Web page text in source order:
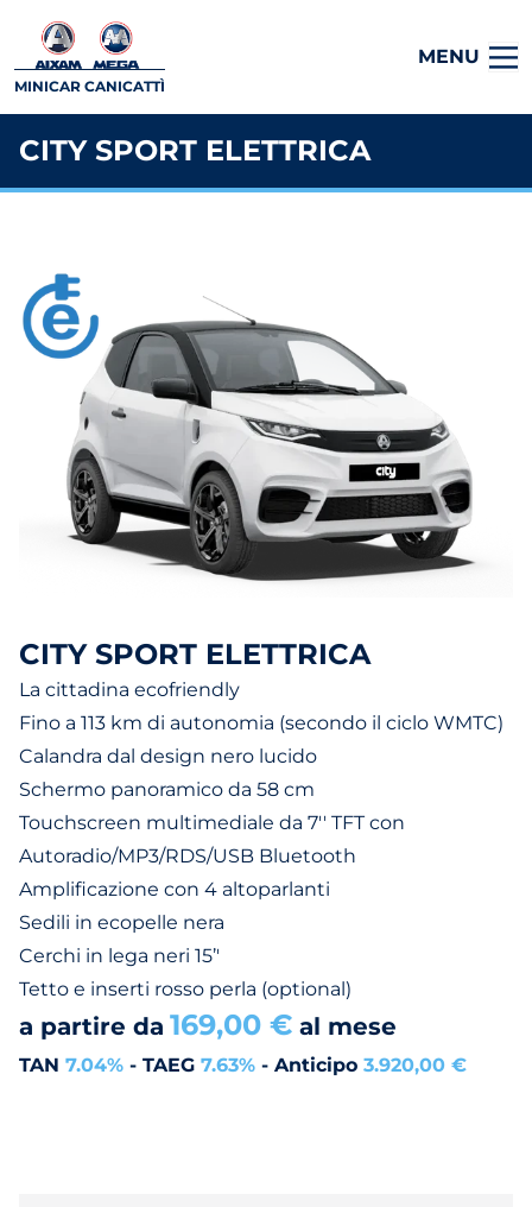
MINICAR CANICATTÌ
MENU
CITY SPORT ELETTRICA
CITY SPORT ELETTRICA
La cittadina ecofriendly
Fino a 113 km di autonomia (secondo il ciclo WMTC)
Calandra dal design nero lucido
Schermo panoramico da 58 cm
Touchscreen multimediale da 7'' TFT con
Autoradio/MP3/RDS/USB Bluetooth
Amplificazione con 4 altoparlanti
Sedili in ecopelle nera
Cerchi in lega neri 15’'
Tetto e inserti rosso perla (optional)
a partire da 169,00 € al mese
TAN 7.04% - TAEG 7.63% - Anticipo 3.920,00 €